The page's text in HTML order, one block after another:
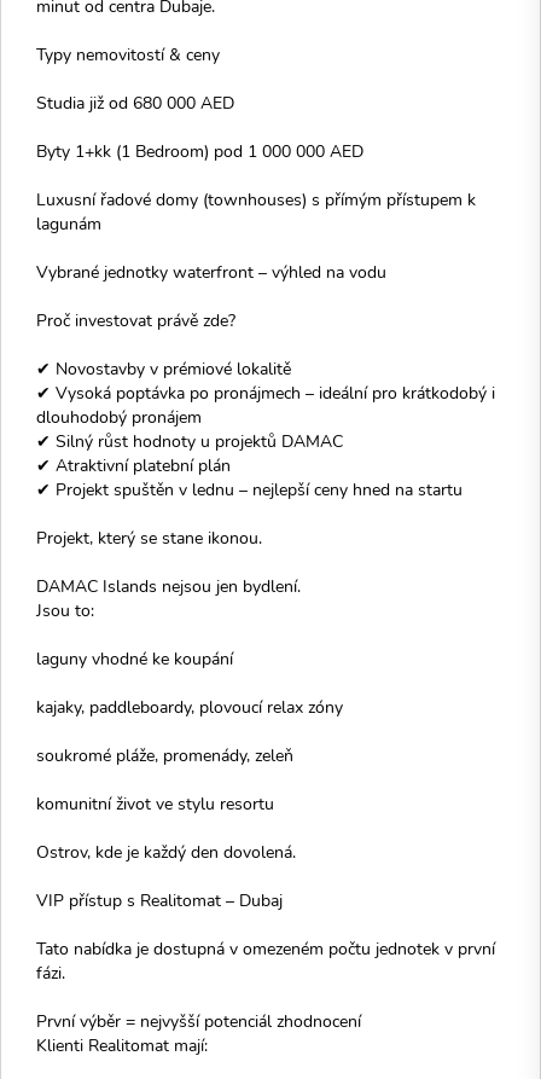
minut od centra Dubaje.
Typy nemovitostí & ceny
Studia již od 680 000 AED
Byty 1+kk (1 Bedroom) pod 1 000 000 AED
Luxusní řadové domy (townhouses) s přímým přístupem k
lagunám
Vybrané jednotky waterfront – výhled na vodu
Proč investovat právě zde?
✔ Novostavby v prémiové lokalitě
✔ Vysoká poptávka po pronájmech – ideální pro krátkodobý i
dlouhodobý pronájem
✔ Silný růst hodnoty u projektů DAMAC
✔ Atraktivní platební plán
✔ Projekt spuštěn v lednu – nejlepší ceny hned na startu
Projekt, který se stane ikonou.
DAMAC Islands nejsou jen bydlení.
Jsou to:
laguny vhodné ke koupání
kajaky, paddleboardy, plovoucí relax zóny
soukromé pláže, promenády, zeleň
komunitní život ve stylu resortu
Ostrov, kde je každý den dovolená.
VIP přístup s Realitomat – Dubaj
Tato nabídka je dostupná v omezeném počtu jednotek v první
fázi.
První výběr = nejvyšší potenciál zhodnocení
Klienti Realitomat mají: